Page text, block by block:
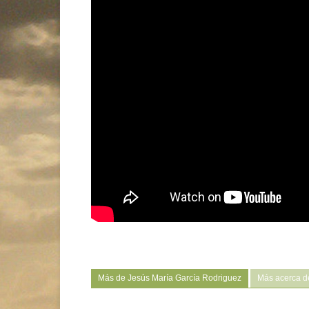
Más de Jesús María García Rodriguez Más acerca